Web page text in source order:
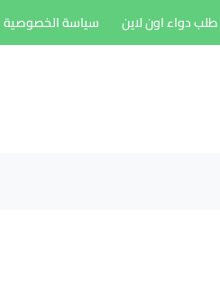
طلب دواء اون لاين سياسة الخصوصية